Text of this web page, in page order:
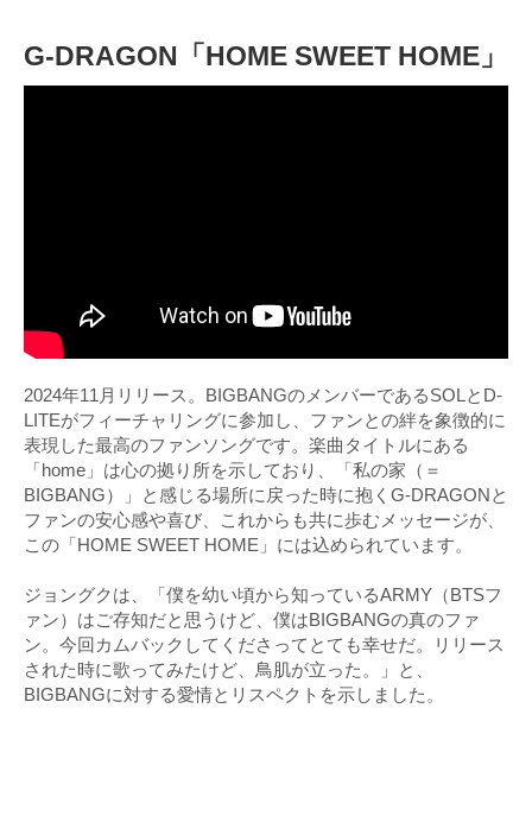
G-DRAGON「HOME SWEET HOME」
2024年11月リリース。BIGBANGのメンバーであるSOLとD-
LITEがフィーチャリングに参加し、ファンとの絆を象徴的に
表現した最高のファンソングです。楽曲タイトルにある
「home」は心の拠り所を示しており、「私の家（＝
BIGBANG）」と感じる場所に戻った時に抱くG-DRAGONと
ファンの安心感や喜び、これからも共に歩むメッセージが、
この「HOME SWEET HOME」には込められています。
ジョングクは、「僕を幼い頃から知っているARMY（BTSフ
ァン）はご存知だと思うけど、僕はBIGBANGの真のファ
ン。今回カムバックしてくださってとても幸せだ。リリース
された時に歌ってみたけど、鳥肌が立った。」と、
BIGBANGに対する愛情とリスペクトを示しました。